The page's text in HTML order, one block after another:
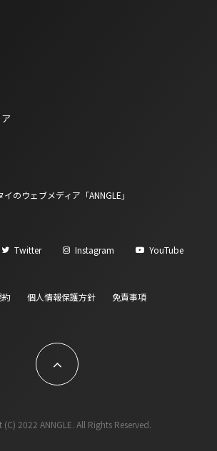
Twitter Instagram YouTube
約 個人情報保護方針 免責事項
2022 ANNGLE. All Rights Reserved.